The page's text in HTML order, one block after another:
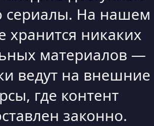
сериалы. На нашем
хранится никаких
материалов —
ведут на внешние
где контент
законно.